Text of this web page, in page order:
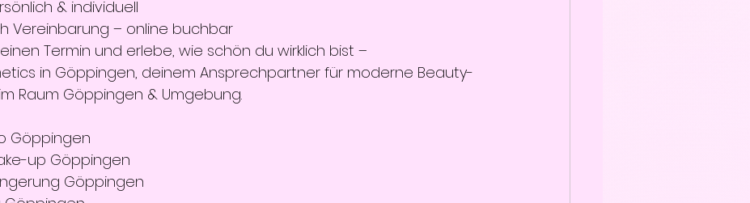
& individuell
Vereinbarung – online buchbar
Termin und erlebe, wie schön du wirklich bist –
in Göppingen, deinem Ansprechpartner für moderne Beauty-
Raum Göppingen & Umgebung.
Göppingen
up Göppingen
Göppingen